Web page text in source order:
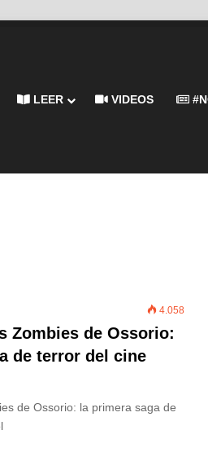
LEER VIDEOS
4.058
Zombies de Ossorio:
de terror del cine
de Ossorio: la primera saga de